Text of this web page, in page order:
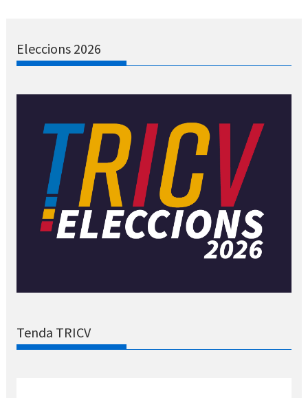
Eleccions 2026
Tenda TRICV